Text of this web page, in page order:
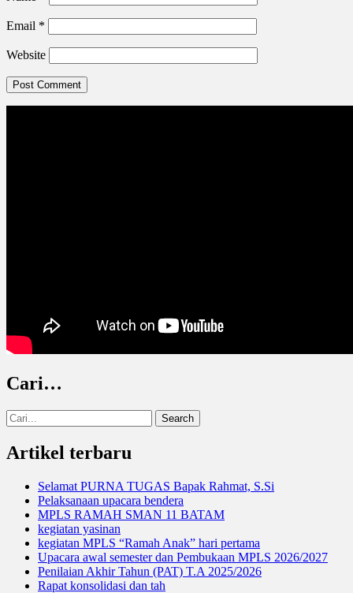
Email *
Website
Cari…
Search
for:
Artikel terbaru
Selamat PURNA TUGAS Bapak Rahmat, S.Si
Pelaksanaan upacara bendera
MPLS RAMAH SMAN 11 BATAM
kegiatan yasinan
kegiatan MPLS “Ramah Anak” hari pertama
Upacara awal semester dan Pembukaan MPLS 2026/2027
Penilaian Akhir Tahun (PAT) T.A 2025/2026
Rapat konsolidasi dan tah